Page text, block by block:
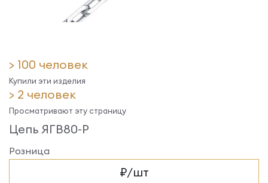
> 100 человек
Купили эти изделия
> 2 человек
Просматривают эту страницу
Цепь ЯГВ80-Р
Розница
₽/шт